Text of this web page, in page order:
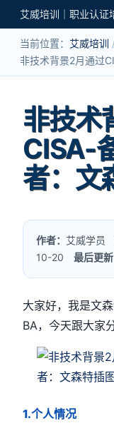
当前位置： 艾威培训
非技术背景2月通过
非技术
CISA-
者：文
作者： 艾威学员
10-20最后更新
大家好，我是文
BA，今天跟大家
1.个人情况